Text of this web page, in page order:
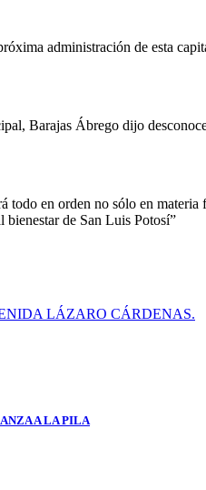
administración de esta
Barajas Ábrego dijo
en orden no sólo en
bienestar de San Luis Potosí”
LÁZARO CÁRDENAS.
A LA PILA